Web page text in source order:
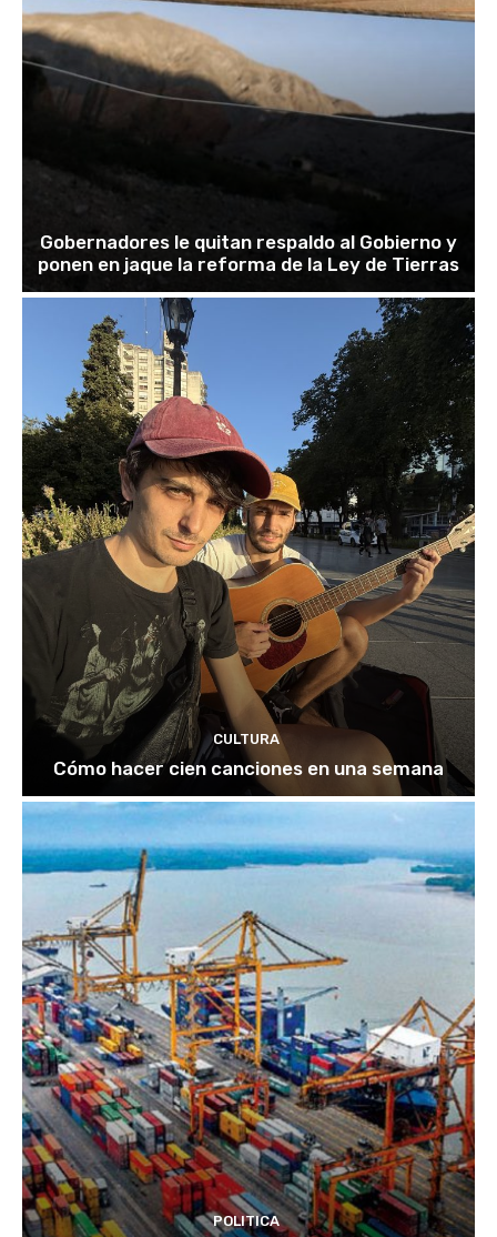
Gobernadores le quitan respaldo al Gobierno y
ponen en jaque la reforma de la Ley de Tierras
CULTURA
Cómo hacer cien canciones en una semana
POLITICA